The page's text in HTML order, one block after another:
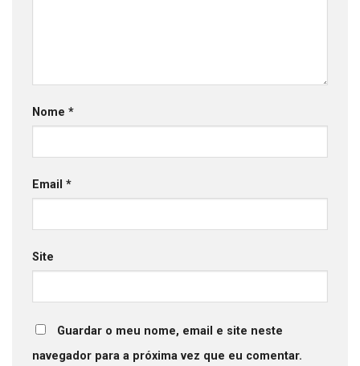
Nome *
Email *
Site
Guardar o meu nome, email e site neste
navegador para a próxima vez que eu comentar.